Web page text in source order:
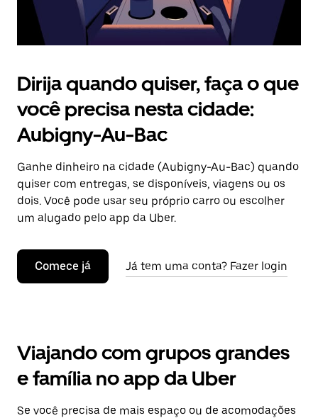
Dirija quando quiser, faça o que
você precisa nesta cidade:
Aubigny-Au-Bac
Ganhe dinheiro na cidade (Aubigny-Au-Bac) quando
quiser com entregas, se disponíveis, viagens ou os
dois. Você pode usar seu próprio carro ou escolher
um alugado pelo app da Uber.
Comece já Já tem uma conta? Fazer login
Viajando com grupos grandes
e família no app da Uber
Se você precisa de mais espaço ou de acomodações